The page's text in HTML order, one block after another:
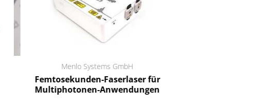
Menlo Systems GmbH
Femtosekunden-Faserlaser für
Multiphotonen-Anwendungen